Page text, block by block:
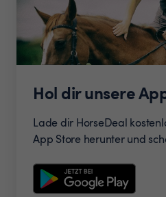
Hol dir unsere
Lade dir HorseDeal
App Store herunter und